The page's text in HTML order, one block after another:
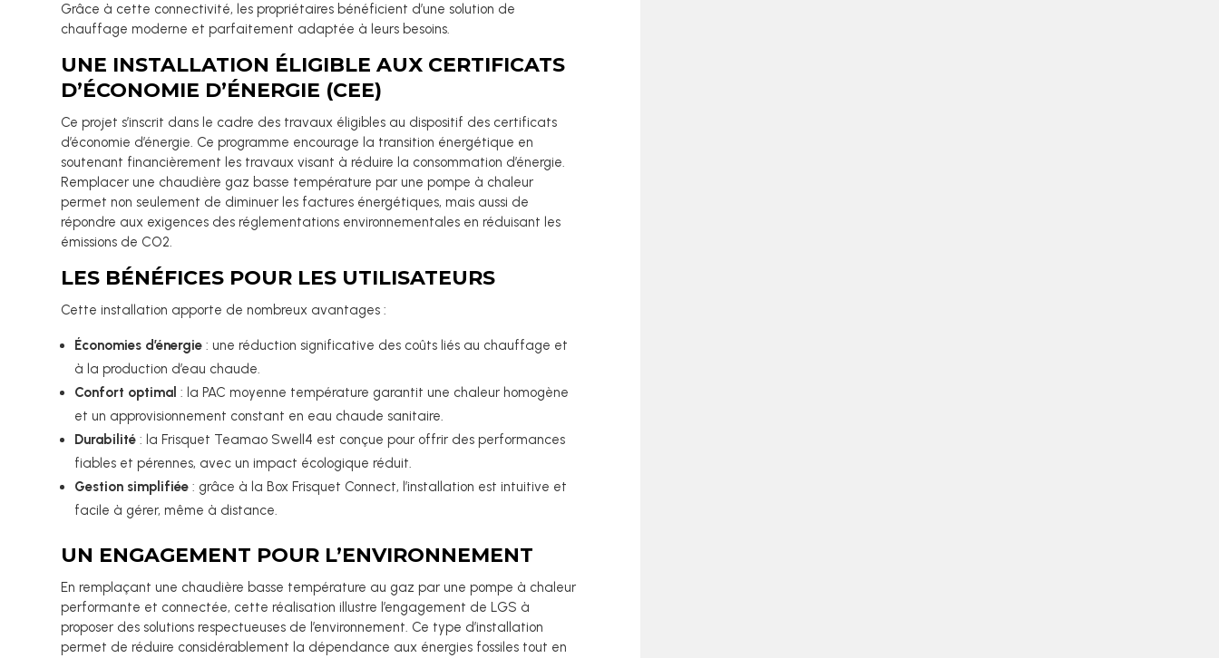
Grâce à cette connectivité, les propriétaires bénéficient d’une solution de
chauffage moderne et parfaitement adaptée à leurs besoins.
UNE INSTALLATION ÉLIGIBLE AUX CERTIFICATS
D’ÉCONOMIE D’ÉNERGIE (CEE)
Ce projet s’inscrit dans le cadre des travaux éligibles au dispositif des certificats
d’économie d’énergie. Ce programme encourage la transition énergétique en
soutenant financièrement les travaux visant à réduire la consommation d’énergie.
Remplacer une chaudière gaz basse température par une pompe à chaleur
permet non seulement de diminuer les factures énergétiques, mais aussi de
répondre aux exigences des réglementations environnementales en réduisant les
émissions de CO2.
LES BÉNÉFICES POUR LES UTILISATEURS
Cette installation apporte de nombreux avantages :
Économies d’énergie : une réduction significative des coûts liés au chauffage et
à la production d’eau chaude.
Confort optimal : la PAC moyenne température garantit une chaleur homogène
et un approvisionnement constant en eau chaude sanitaire.
Durabilité : la Frisquet Teamao Swell4 est conçue pour offrir des performances
fiables et pérennes, avec un impact écologique réduit.
Gestion simplifiée : grâce à la Box Frisquet Connect, l’installation est intuitive et
facile à gérer, même à distance.
UN ENGAGEMENT POUR L’ENVIRONNEMENT
En remplaçant une chaudière basse température au gaz par une pompe à chaleur
performante et connectée, cette réalisation illustre l’engagement de LGS à
proposer des solutions respectueuses de l’environnement. Ce type d’installation
permet de réduire considérablement la dépendance aux énergies fossiles tout en